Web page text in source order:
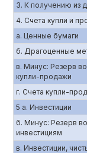
3. К получению из
4. Счета купли и
а. Ценные бумаги
б. Драгоценные
в. Минус: Резерв
купли-продажи
г. Счета купли-
5 а. Инвестиции
б. Минус: Резерв
инвестициям
в. Инвестиции,